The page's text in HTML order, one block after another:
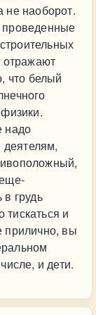
не наоборот.
проведенные
отражают
что белый
надо
в грудь
и
прилично, вы
и дети.